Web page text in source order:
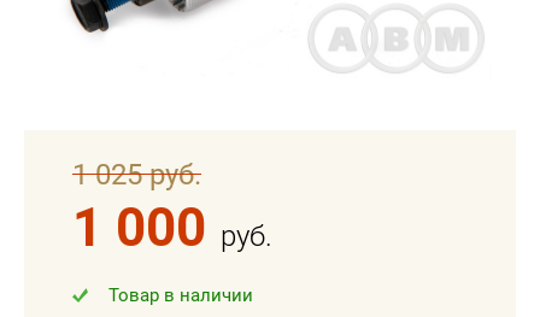
1 025 руб.
1 000 руб.
Товар в наличии